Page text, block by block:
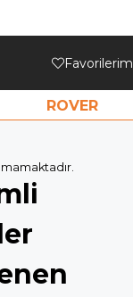
Favorilerim
ROVER